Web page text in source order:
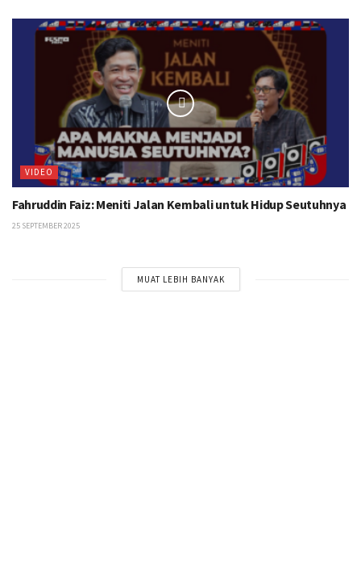
VIDEO
Fahruddin Faiz: Meniti Jalan Kembali untuk Hidup Seutuhnya
25 SEPTEMBER 2025
MUAT LEBIH BANYAK